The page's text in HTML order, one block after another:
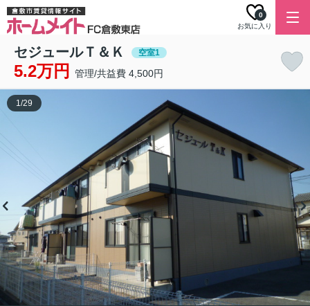
お気に入り
0
セジュールＴ＆Ｋ 空室1
5.2万円 管理/共益費 4,500円
1/29